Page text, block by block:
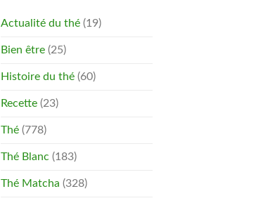
Actualité du thé(19)
Bien être(25)
Histoire du thé(60)
Recette(23)
Thé(778)
Thé Blanc (183)
Thé Matcha (328)